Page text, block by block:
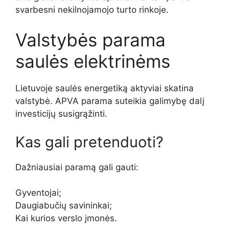
svarbesni nekilnojamojo turto rinkoje.
Valstybės parama
saulės elektrinėms
Lietuvoje saulės energetiką aktyviai skatina
valstybė. APVA parama suteikia galimybę dalį
investicijų susigrąžinti.
Kas gali pretenduoti?
Dažniausiai paramą gali gauti:
Gyventojai;
Daugiabučių savininkai;
Kai kurios verslo įmonės.